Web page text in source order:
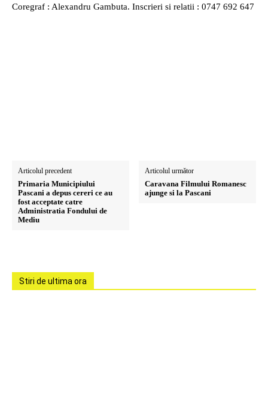
Coregraf : Alexandru Gambuta. Inscrieri si relatii : 0747 692 647
Articolul precedent
Primaria Municipiului
Pascani a depus cereri ce au
fost acceptate catre
Administratia Fondului de
Mediu
Articolul următor
Caravana Filmului Romanesc
ajunge si la Pascani
Stiri de ultima ora